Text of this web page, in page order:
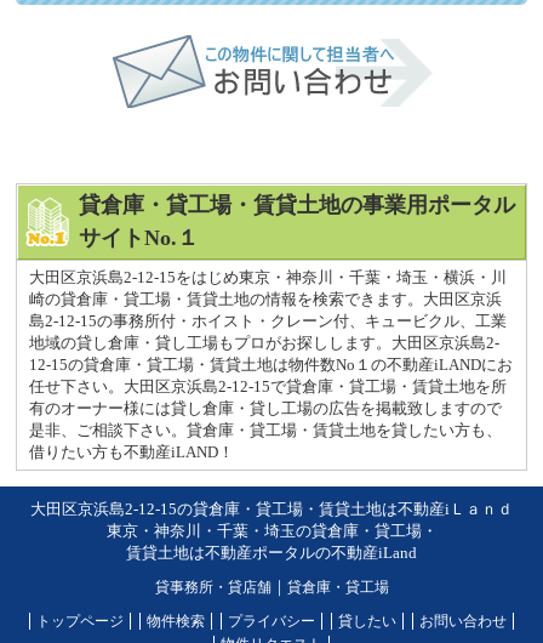
貸倉庫・貸工場・賃貸土地の事業用ポータル
サイトNo.１
大田区京浜島2-12-15をはじめ東京・神奈川・千葉・埼玉・横浜・川
崎の貸倉庫・貸工場・賃貸土地の情報を検索できます。大田区京浜
島2-12-15の事務所付・ホイスト・クレーン付、キュービクル、工業
地域の貸し倉庫・貸し工場もプロがお探しします。大田区京浜島2-
12-15の貸倉庫・貸工場・賃貸土地は物件数No１の不動産iLANDにお
任せ下さい。大田区京浜島2-12-15で貸倉庫・貸工場・賃貸土地を所
有のオーナー様には貸し倉庫・貸し工場の広告を掲載致しますので
是非、ご相談下さい。貸倉庫・貸工場・賃貸土地を貸したい方も、
借りたい方も不動産iLAND！
大田区京浜島2-12-15の貸倉庫・貸工場・賃貸土地は不動産iＬａｎｄ
東京・神奈川・千葉・埼玉の貸倉庫・貸工場・
賃貸土地は不動産ポータルの不動産iLand
貸事務所・貸店舗｜ 貸倉庫・貸工場
トップページ
物件検索 プライバシー 貸したい
お問い合わせ